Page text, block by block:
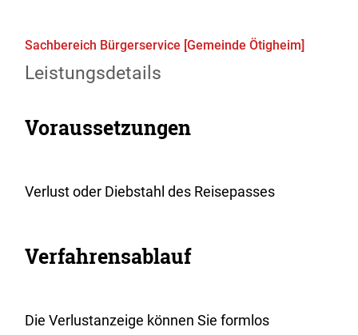
Sachbereich Bürgerservice [Gemeinde Ötigheim]
Leistungsdetails
Voraussetzungen
Verlust oder Diebstahl des Reisepasses
Verfahrensablauf
Die Verlustanzeige können Sie formlos